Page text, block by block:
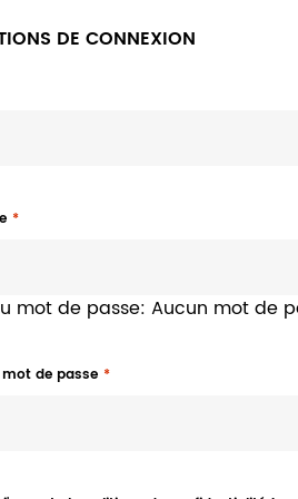
DE CONNEXION
mot de passe: Aucun mot de
de passe